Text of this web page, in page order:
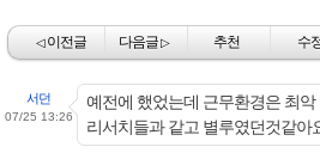
◁이전글 다음글▷ 추천 수
서던
07/25 13:26
예전에 했었는데 근무환경은 최악
리서치들과 같고 별루였던것같아